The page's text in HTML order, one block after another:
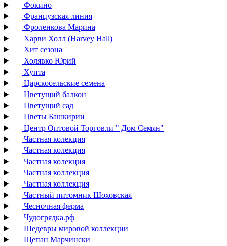
Фокино
Французская линия
Фроленкова Марина
Харви Холл (Harvey Hall)
Хит сезона
Холявко Юрий
Хупта
Царскосельские семена
Цветущий балкон
Цветущий сад
Цветы Башкирии
Центр Оптовой Торговли " Дом Семян"
Частная колекция
Частная колекция
Частная колекция
Частная коллекция
Частная коллекция
Частный питомник Шоховская
Чесночная ферма
Чудогрядка.рф
Шедевры мировой коллекции
Щепан Марчински